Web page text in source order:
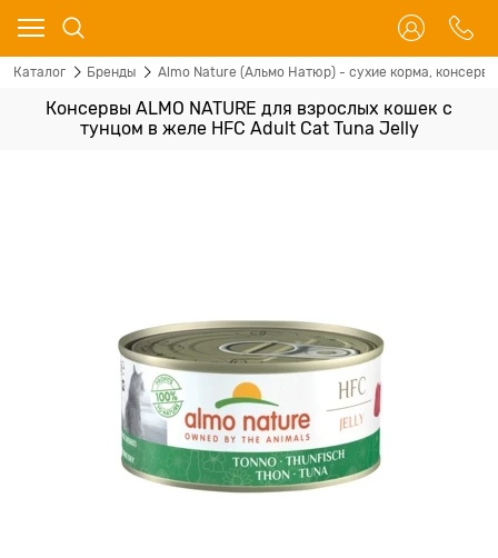
Каталог Бренды Almo Nature (Альмо Натюр) - сухие корма,
Консервы ALMO NATURE для взрослых кошек с
тунцом в желе HFC Adult Cat Tuna Jelly